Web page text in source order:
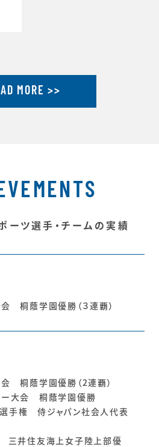
MORE >>
ーツ選手・チームの実績
桐蔭学園優勝（３連覇）
桐蔭学園優勝（2連覇）
ー大会 桐蔭学園優勝
手権 侍ジャパン社会人代表
三井住友海上女子陸上部優